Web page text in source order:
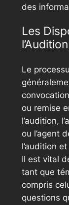
des
Les
l’Audition
Le
ou remise
l’audition,
ou l’agent
l’audition
Il est vital
tant que
compris
questions